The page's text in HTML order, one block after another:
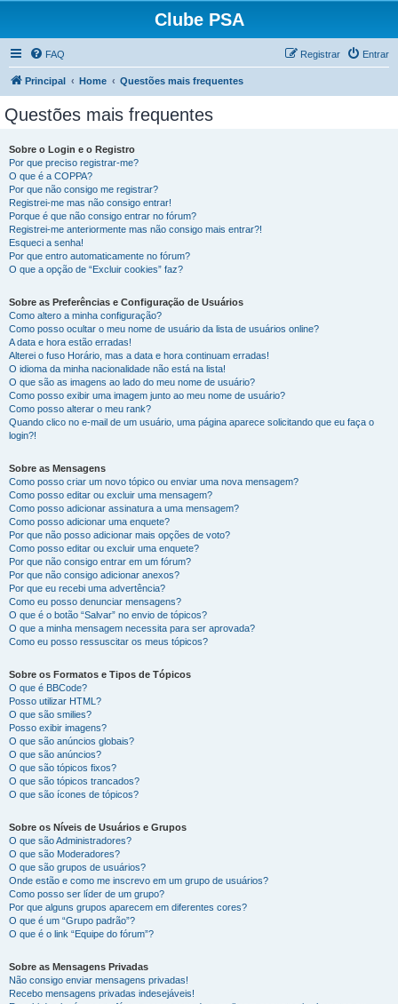
Clube PSA
FAQ Entrar
Registrar
Principal Home Questões mais frequentes
Questões mais frequentes
Sobre o Login e o Registro
Por que preciso registrar-me?
O que é a COPPA?
Por que não consigo me registrar?
Registrei-me mas não consigo entrar!
Porque é que não consigo entrar no fórum?
Registrei-me anteriormente mas não consigo mais entrar?!
Esqueci a senha!
Por que entro automaticamente no fórum?
O que a opção de “Excluir cookies” faz?
Sobre as Preferências e Configuração de Usuários
Como altero a minha configuração?
Como posso ocultar o meu nome de usuário da lista de usuários online?
A data e hora estão erradas!
Alterei o fuso Horário, mas a data e hora continuam erradas!
O idioma da minha nacionalidade não está na lista!
O que são as imagens ao lado do meu nome de usuário?
Como posso exibir uma imagem junto ao meu nome de usuário?
Como posso alterar o meu rank?
Quando clico no e-mail de um usuário, uma página aparece solicitando que eu faça o
login?!
Sobre as Mensagens
Como posso criar um novo tópico ou enviar uma nova mensagem?
Como posso editar ou excluir uma mensagem?
Como posso adicionar assinatura a uma mensagem?
Como posso adicionar uma enquete?
Por que não posso adicionar mais opções de voto?
Como posso editar ou excluir uma enquete?
Por que não consigo entrar em um fórum?
Por que não consigo adicionar anexos?
Por que eu recebi uma advertência?
Como eu posso denunciar mensagens?
O que é o botão “Salvar” no envio de tópicos?
O que a minha mensagem necessita para ser aprovada?
Como eu posso ressuscitar os meus tópicos?
Sobre os Formatos e Tipos de Tópicos
O que é BBCode?
Posso utilizar HTML?
O que são smilies?
Posso exibir imagens?
O que são anúncios globais?
O que são anúncios?
O que são tópicos fixos?
O que são tópicos trancados?
O que são ícones de tópicos?
Sobre os Níveis de Usuários e Grupos
O que são Administradores?
O que são Moderadores?
O que são grupos de usuários?
Onde estão e como me inscrevo em um grupo de usuários?
Como posso ser líder de um grupo?
Por que alguns grupos aparecem em diferentes cores?
O que é um “Grupo padrão”?
O que é o link “Equipe do fórum”?
Sobre as Mensagens Privadas
Não consigo enviar mensagens privadas!
Recebo mensagens privadas indesejáveis!